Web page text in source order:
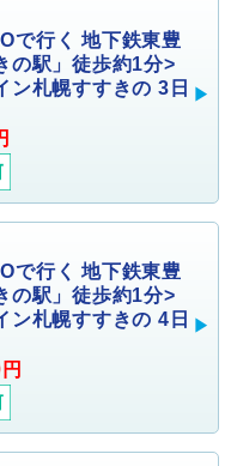
で行く 地下鉄東豊
の駅」徒歩約1分>
ン札幌すすきの 3日
で行く 地下鉄東豊
の駅」徒歩約1分>
ン札幌すすきの 4日